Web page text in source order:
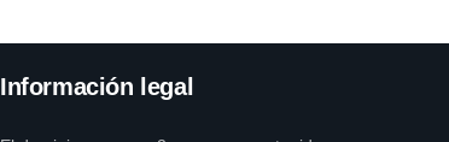
Información legal